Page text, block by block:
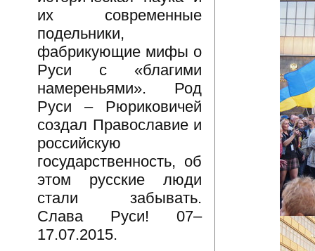
их современные
подельники,
фабрикующие мифы о
Руси с «благими
намереньями». Род
Руси – Рюриковичей
создал Православие и
российскую
государственность, об
этом русские люди
стали забывать.
Слава Руси! 07–
17.07.2015.